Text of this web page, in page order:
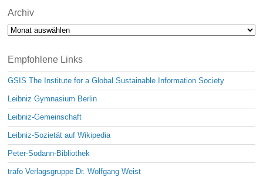
Archiv
Archiv
Empfohlene Links
GSIS The Institute for a Global Sustainable Information Society
Leibniz Gymnasium Berlin
Leibniz-Gemeinschaft
Leibniz-Sozietät auf Wikipedia
Peter-Sodann-Bibliothek
trafo Verlagsgruppe Dr. Wolfgang Weist